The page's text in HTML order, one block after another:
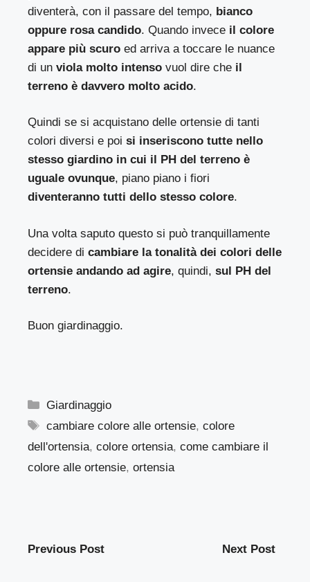
diventerà, con il passare del tempo, bianco
oppure rosa candido. Quando invece il colore
appare più scuro ed arriva a toccare le nuance
di unviola molto intenso vuol dire che il
terreno è davvero molto acido.
Quindi se si acquistano delle ortensie di tanti
colori diversi e poisi inseriscono tutte nello
stesso giardino in cui il PH del terreno è
uguale ovunque, piano piano i fiori
diventeranno tutti dello stesso colore.
Una volta saputo questo si può tranquillamente
decidere di cambiare la tonalità dei colori delle
ortensie andando ad agire, quindi,sul PH del
terreno.
Buon giardinaggio.
Categorie
Giardinaggio
Tag
cambiare colore alle ortensie,colore
dell'ortensia, colore ortensia, come cambiare il
colore alle ortensie, ortensia
Previous Post Next Post